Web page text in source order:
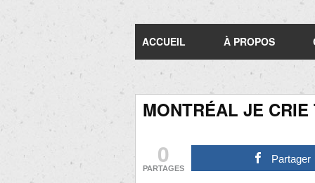
ACCUEIL À PROPOS
MONTRÉAL JE CRIE
0
PARTAGES
Partager